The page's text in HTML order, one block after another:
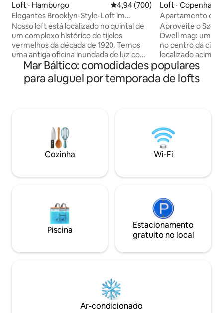
Loft ⋅ Hamburgo 4,94 de uma avaliação média de
4,94 (700)
Elegantes Brooklyn-Style-Loft im
Herzen Hamburgs
Nosso loft está localizado no quintal de
um complexo histórico de tijolos
vermelhos da década de 1920. Temos
uma antiga oficina inundada de luz com
muito amor pelos detalhes, construída
com metal e carvalho de alta qualidade.
Oferecemos: - Tetos de 5 metros de
está a confortável cama de casal. Por
favor, não envie perguntas sobre
eventos, filmagens ou similares. Os
hóspedes têm acesso a todo o loft.
e estamos à disposição dos nossos
coração da cidade, a menos de dois
quilômetros do bairro Schanzenviertel, a
três quilômetros do Alster e a quatro
quilômetros do porto. A vizinhança é
restaurantes estão a uma curta
estão a poucos minutos de distância. O
ônibus 181 para quase em frente ao
prédio, e os ônibus M4 e M5 param a
menos de 100 metros de distância. Nas
Loft ⋅
Apartamento de
para o lago e o
Aproveite o
Dwell mag: um
no centro da
localizado acima
Copenhague. Em
a galeria local
conhecer artistas
museus, galerias,
encantadores,
Piquenique em
exuberantes nas
estão disponíveis
Mar Báltico: comodidades populares
para aluguel por temporada de lofts
Cozinha Wi-Fi
Piscina
Estacionamento
gratuito no local
Ar-condicionado